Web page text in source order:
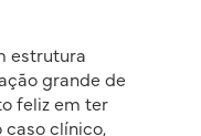
estrutura
grande de
feliz em ter
caso clínico,